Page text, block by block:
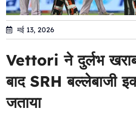
मई 13, 2026
Vettori ने दुर्लभ
बाद SRH बल्लेबाजी
जताया